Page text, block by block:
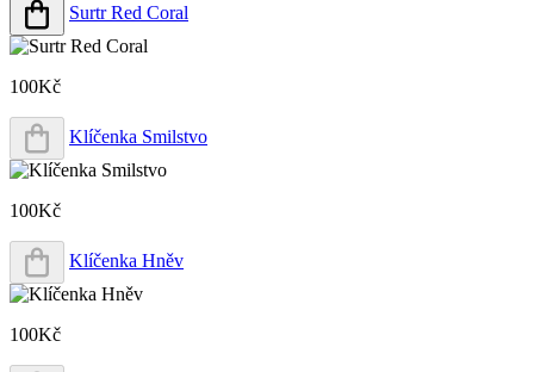
Surtr Red Coral
100Kč
Klíčenka Smilstvo
100Kč
Klíčenka Hněv
100Kč